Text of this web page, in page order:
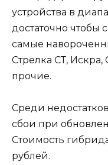
устройства в
достаточно чтобы
самые
Стрелка СТ,
прочие.
Среди
сбои при
Стоимость
рублей.